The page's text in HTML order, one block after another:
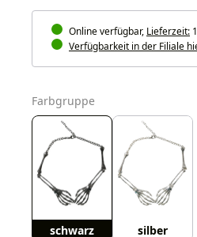
Online verfügbar, Lieferzeit:
Verfügbarkeit in der Filiale
Farbgruppe
schwarz silber